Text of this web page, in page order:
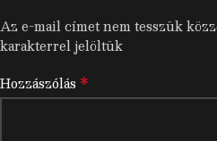
Az e-mail címet nem tesszük
karakterrel jelöltük
Hozzászólás *